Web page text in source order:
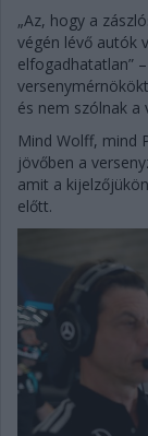
„Az, hogy a
végén lévő autók
elfogadhatatlan”
és nem szólnak a
Mind Wolff, mind
jövőben a
amit a
előtt.